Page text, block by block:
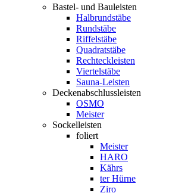
Bastel- und Bauleisten
Halbrundstäbe
Rundstäbe
Riffelstäbe
Quadratstäbe
Rechteckleisten
Viertelstäbe
Sauna-Leisten
Deckenabschlussleisten
OSMO
Meister
Sockelleisten
foliert
Meister
HARO
Kährs
ter Hürne
Ziro